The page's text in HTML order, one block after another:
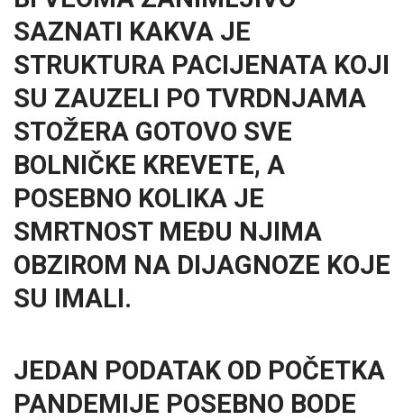
SAZNATI KAKVA JE
STRUKTURA PACIJENATA KOJI
SU ZAUZELI PO TVRDNJAMA
STOŽERA GOTOVO SVE
BOLNIČKE KREVETE, A
POSEBNO KOLIKA JE
SMRTNOST MEĐU NJIMA
OBZIROM NA DIJAGNOZE KOJE
SU IMALI.
JEDAN PODATAK OD POČETKA
PANDEMIJE POSEBNO BODE